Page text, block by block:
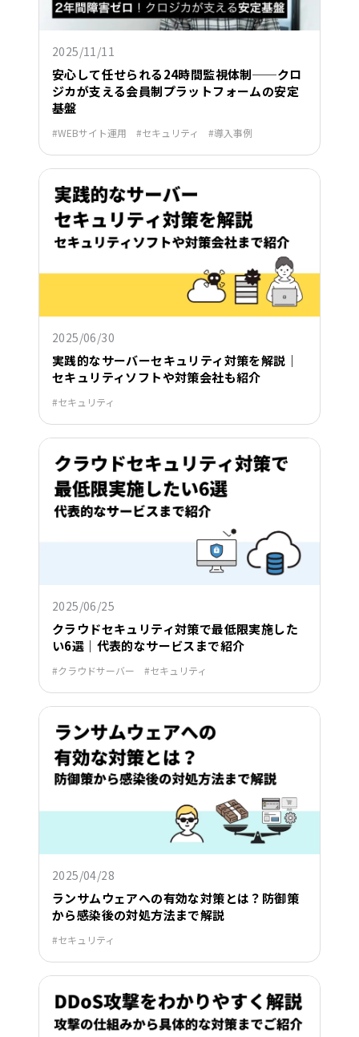
2025/11/11
安心して任せられる24時間監視体制──クロ
ジカが支える会員制プラットフォームの安定
基盤
WEBサイト運用 セキュリティ 導入事例
2025/06/30
実践的なサーバーセキュリティ対策を解説｜
セキュリティソフトや対策会社も紹介
セキュリティ
2025/06/25
クラウドセキュリティ対策で最低限実施した
い6選｜代表的なサービスまで紹介
クラウドサーバー セキュリティ
2025/04/28
ランサムウェアへの有効な対策とは？防御策
から感染後の対処方法まで解説
セキュリティ